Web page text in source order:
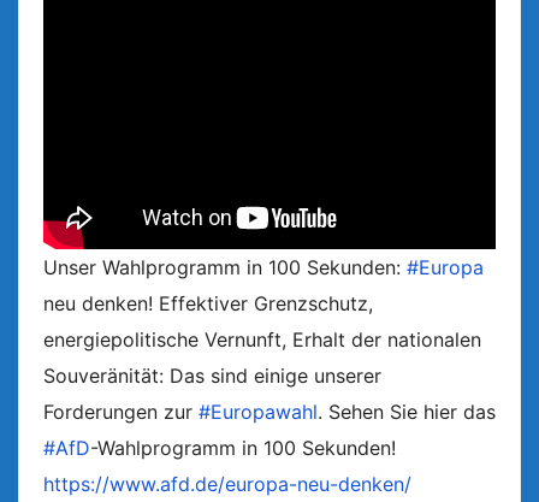
Unser Wahlprogramm in 100 Sekunden: #Europa
neu denken! Effektiver Grenzschutz,
energiepolitische Vernunft, Erhalt der nationalen
Souveränität: Das sind einige unserer
Forderungen zur #Europawahl. Sehen Sie hier das
#AfD-Wahlprogramm in 100 Sekunden!
https://www.afd.de/europa-neu-denken/